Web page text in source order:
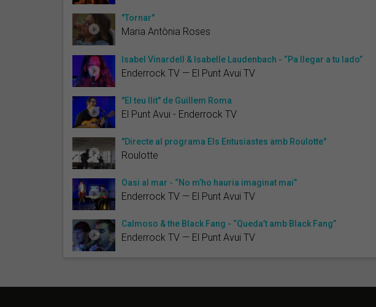
"Tornar"
Maria Antònia Roses
Isabel Vinardell & Isabelle Laudenbach - “Pa llegar a tu lado”
Enderrock TV — El Punt Avui TV
"El teu llit" de Guillem Roma
El Punt Avui - Enderrock TV
"Directe al programa Els Entusiastes amb Roulotte"
Roulotte
Oasi al mar - “No m’ho hauria imaginat mai”
Enderrock TV — El Punt Avui TV
Calmoso & the Black Fang - “Queda’t amb Black Fang”
Enderrock TV — El Punt Avui TV